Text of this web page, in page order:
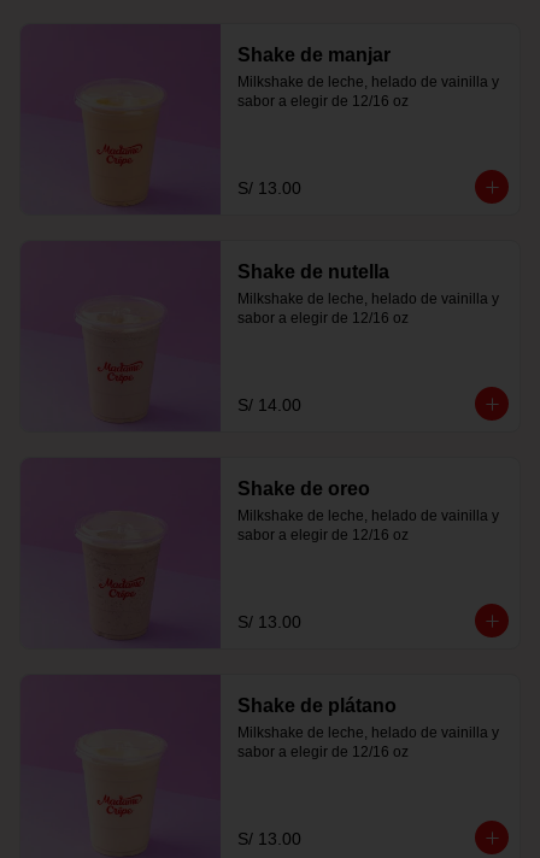
Shake de manjar
Milkshake de leche, helado de vainilla y
sabor a elegir de 12/16 oz
S/ 13.00
Shake de nutella
Milkshake de leche, helado de vainilla y
sabor a elegir de 12/16 oz
S/ 14.00
Shake de oreo
Milkshake de leche, helado de vainilla y
sabor a elegir de 12/16 oz
S/ 13.00
Shake de plátano
Milkshake de leche, helado de vainilla y
sabor a elegir de 12/16 oz
S/ 13.00